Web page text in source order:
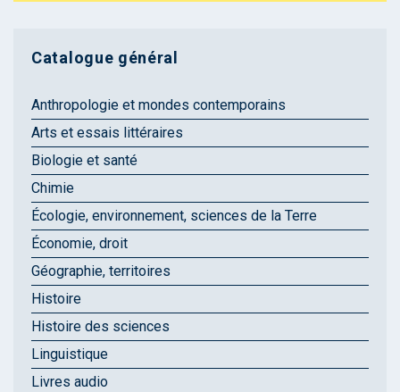
Catalogue général
Anthropologie et mondes contemporains
Arts et essais littéraires
Biologie et santé
Chimie
Écologie, environnement, sciences de la Terre
Économie, droit
Géographie, territoires
Histoire
Histoire des sciences
Linguistique
Livres audio